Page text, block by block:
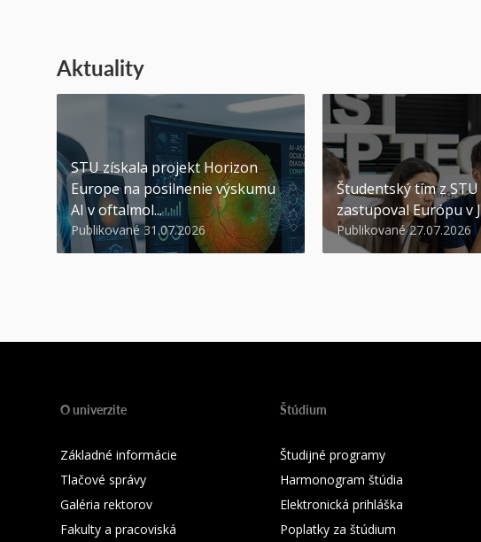
Aktuality
STU získala projekt Horizon
Europe na posilnenie výskumu
AI v oftalmol...
Publikované 31.07.2026
Študentský tím z
zastupoval Európu v
Publikované 27.07.2026
O univerzite
Základné informácie
Tlačové správy
Galéria rektorov
Fakulty a pracoviská
Štúdium
Študijné programy
Harmonogram štúdia
Elektronická prihláška
Poplatky za štúdium